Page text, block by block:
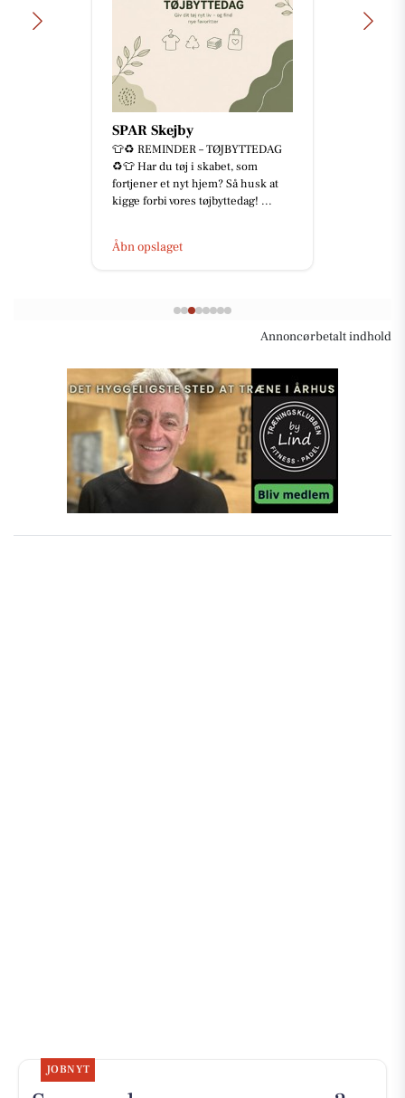
SPAR Skejby
👕♻️ REMINDER – TØJBYTTEDAG
♻️👕 Har du tøj i skabet, som
fortjener et nyt hjem? Så husk at
kigge forbi vores tøjbyttedag! ...
Åbn opslaget
Annoncørbetalt indhold
JOBNYT